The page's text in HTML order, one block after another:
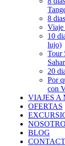
8
Viaje
10
lujo)
Tour
20
Por
con
VIAJES A
OFERTAS
BLOG